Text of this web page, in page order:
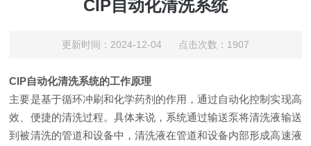
CIP自动化清洗系统
更新时间：2024-12-04 点击次数：1907
CIP自动化清洗系统的工作原理‌
主要是基于循环冲刷和化学药剂的作用，通过自动化控制实现高
效、便捷的清洗过程。具体来说，系统通过输送泵将清洗液输送
到被清洗的管道和设备中，清洗液在管道和设备内部形成高速液